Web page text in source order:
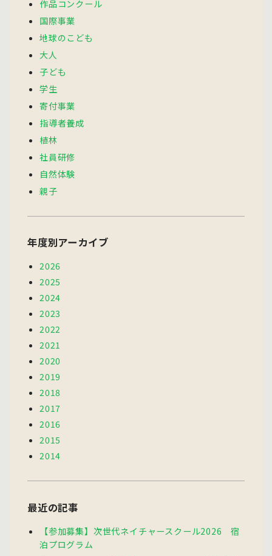
作品コンクール
国際事業
地球のこども
大人
子ども
学生
寄付事業
指導者養成
植林
社員研修
自然体験
親子
年度別アーカイブ
2026
2025
2024
2023
2022
2021
2020
2019
2018
2017
2016
2015
2014
最近の記事
【参加募集】次世代ネイチャースクール2026 宿
泊プログラム